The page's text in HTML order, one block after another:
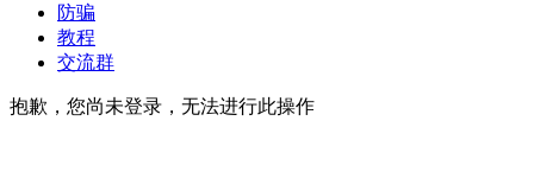
防骗
教程
交流群
抱歉，您尚未登录，无法进行此操作